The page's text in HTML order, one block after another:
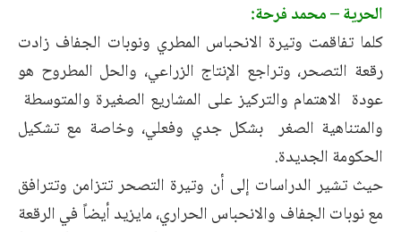
الحرية – محمد فرحة:
كلما تفاقمت وتيرة الانحباس المطري ونوبات الجفاف زادت
رقعة التصحر، وتراجع الإنتاج الزراعي، والحل المطروح هو
عودة الاهتمام والتركيز على المشاريع الصغيرة والمتوسطة
والمتناهية الصغر بشكل جدي وفعلي، وخاصة مع تشكيل
الحكومة الجديدة.
حيث تشير الدراسات إلى أن وتيرة التصحر تتزامن وتترافق
مع نوبات الجفاف والانحباس الحراري، مايزيد أيضاً في الرقعة